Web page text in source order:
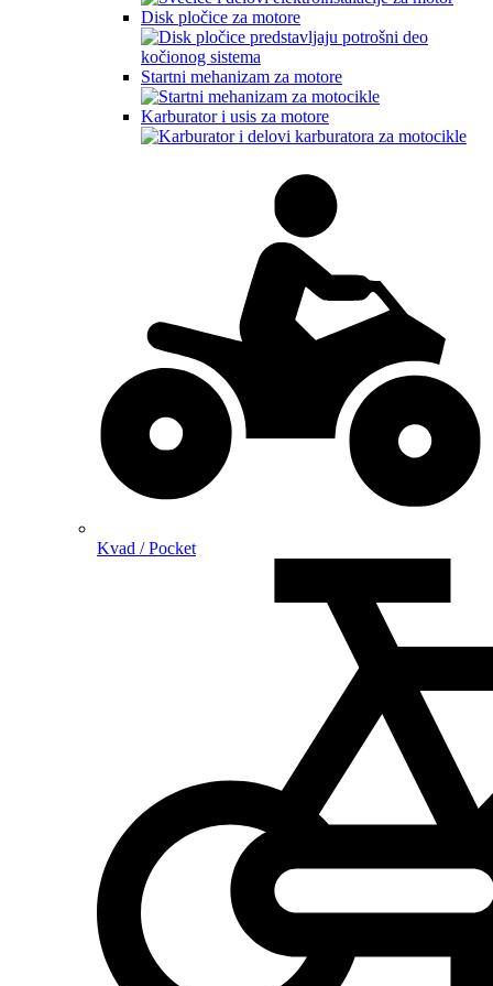
Disk pločice za motore
Startni mehanizam za motore
Karburator i usis za motore
Kvad / Pocket